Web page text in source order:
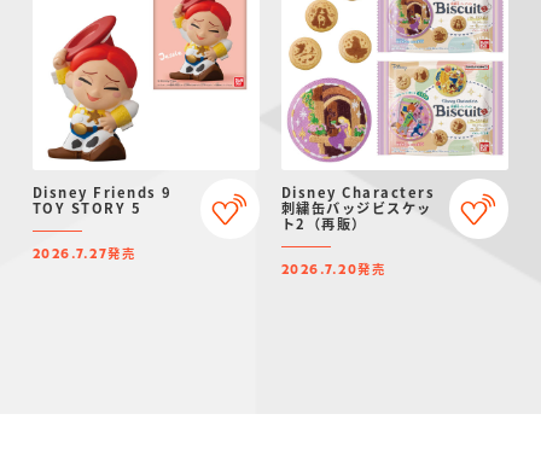
Disney Friends 9
TOY STORY 5
2026.7.27発売
Disney Characters
刺繍缶バッジビスケッ
ト2（再販）
2026.7.20発売